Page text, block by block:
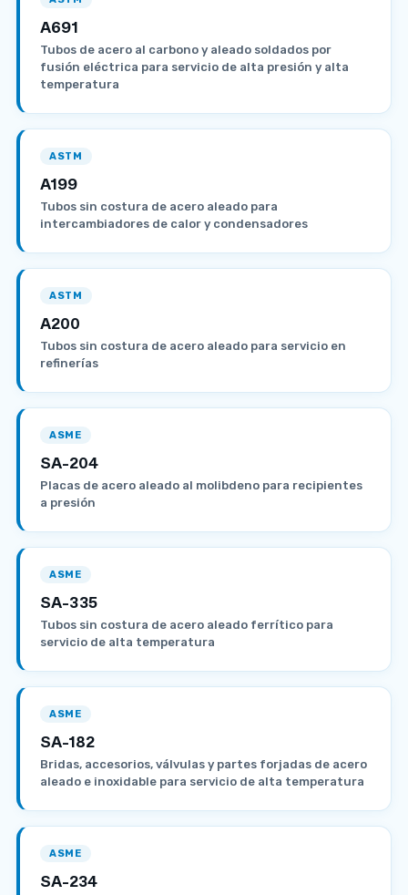
A691
Tubos de acero al carbono y aleado soldados por
fusión eléctrica para servicio de alta presión y alta
temperatura
ASTM
A199
Tubos sin costura de acero aleado para
intercambiadores de calor y condensadores
ASTM
A200
Tubos sin costura de acero aleado para servicio en
refinerías
ASME
SA-204
Placas de acero aleado al molibdeno para recipientes
a presión
ASME
SA-335
Tubos sin costura de acero aleado ferrítico para
servicio de alta temperatura
ASME
SA-182
Bridas, accesorios, válvulas y partes forjadas de acero
aleado e inoxidable para servicio de alta temperatura
ASME
SA-234